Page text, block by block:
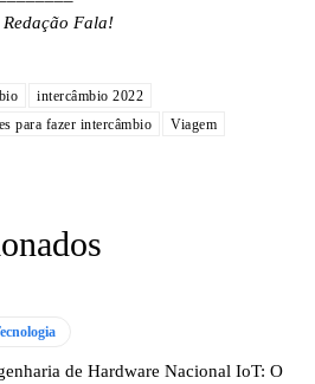
Fala!
intercâmbio 2022
para fazer intercâmbio Viagem
de Hardware Nacional IoT: O